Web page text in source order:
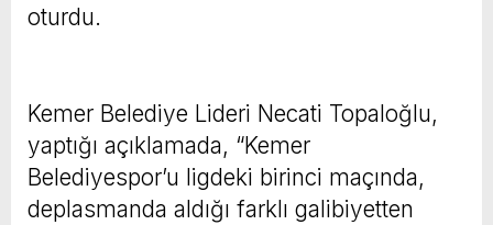
oturdu.
Kemer Belediye Lideri Necati Topaloğlu,
yaptığı açıklamada, “Kemer
Belediyespor’u ligdeki birinci maçında,
deplasmanda aldığı farklı galibiyetten